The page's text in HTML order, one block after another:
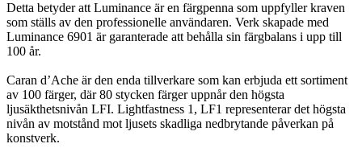
Detta betyder att Luminance är en färgpenna som uppfyller kraven
som ställs av den professionelle användaren. Verk skapade med
Luminance 6901 är garanterade att behålla sin färgbalans i upp till
100 år.
Caran d’Ache är den enda tillverkare som kan erbjuda ett sortiment
av 100 färger, där 80 stycken färger uppnår den högsta
ljusäkthetsnivån LFI. Lightfastness 1, LF1 representerar det högsta
nivån av motstånd mot ljusets skadliga nedbrytande påverkan på
konstverk.